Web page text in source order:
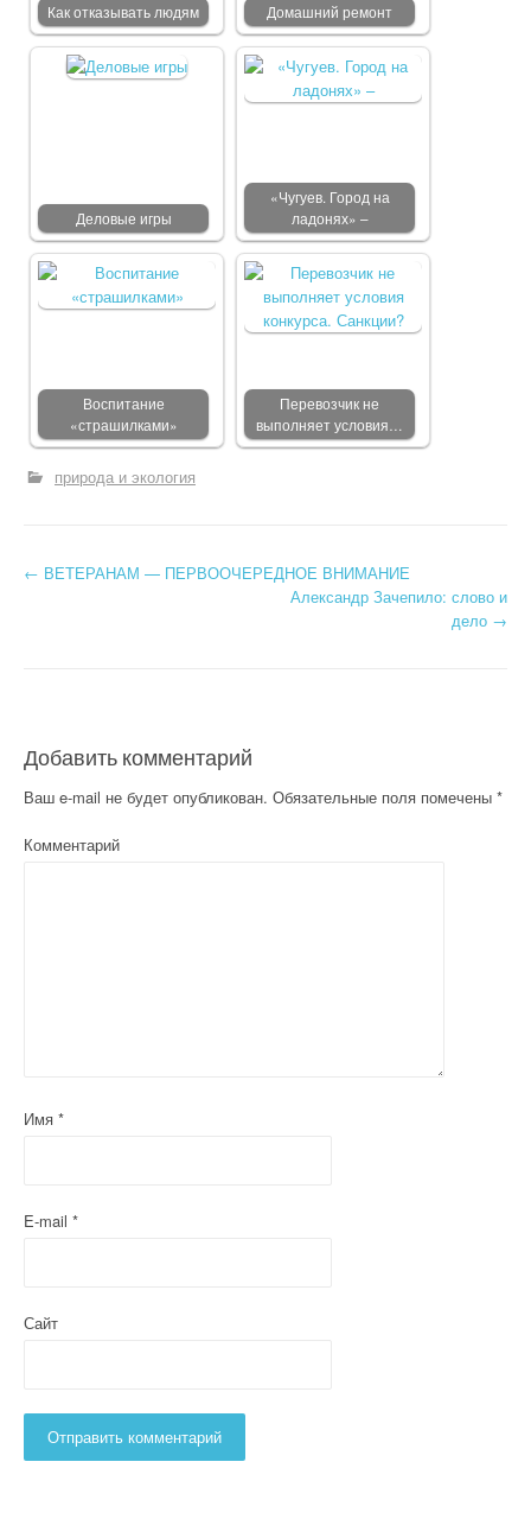
Как отказывать людям Домашний ремонт
Деловые игры
«Чугуев. Город на
ладонях» –
Воспитание
«страшилками»
Перевозчик не
выполняет условия…
природа и экология
Post navigation
← ВЕТЕРАНАМ — ПЕРВООЧЕРЕДНОЕ ВНИМАНИЕ
Александр Зачепило: слово и
дело →
Добавить комментарий
Ваш e-mail не будет опубликован. Обязательные поля помечены *
Комментарий
Имя *
E-mail *
Сайт